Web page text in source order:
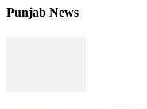
Punjab News